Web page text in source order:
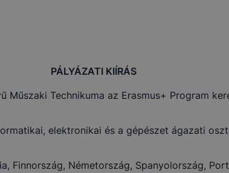
PÁLYÁZATI KIÍRÁS
Műszaki Technikuma az Erasmus+ Program
elektronikai és a gépészet ágazati
Finnország, Németország, Spanyolország,